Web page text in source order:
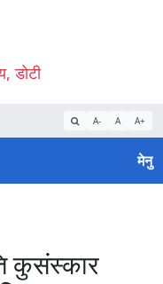
डोटी
A- A A+
मेनु
कुसंस्कार